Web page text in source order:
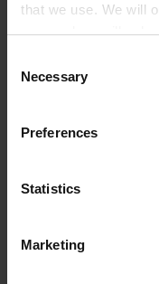
that we use. We will
use, and we will only
link in ourCookie
Selection
Necessary
Preferences
Statistics
Marketing